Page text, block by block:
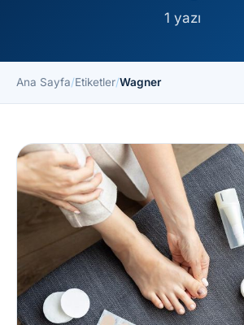
1 yazı
Ana Sayfa/Etiketler/Wagner